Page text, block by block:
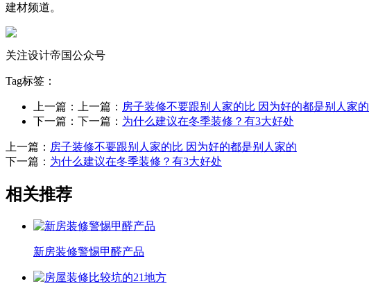
建材频道。
关注设计帝国公众号
Tag标签：
上一篇：上一篇： 房子装修不要跟别人家的比 因为好的都是别人家的
下一篇：下一篇： 为什么建议在冬季装修？有3大好处
上一篇： 房子装修不要跟别人家的比 因为好的都是别人家的
下一篇： 为什么建议在冬季装修？有3大好处
相关推荐
新房装修警惕甲醛产品